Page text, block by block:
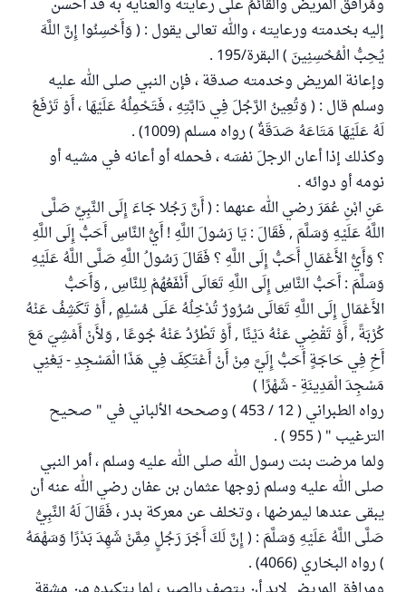
ومُرافق المريض والقائمُ على رعايته والعناية به قد أحسن
إليه بخدمته ورعايته ، والله تعالى يقول : ( وَأَحْسِنُوا إِنَّ اللَّهَ
يُحِبُّ الْمُحْسِنِينَ ) البقرة/195 .
وإعانة المريض وخدمته صدقة ، فإن النبي صلى الله عليه
وسلم قال : ( وَتُعِينُ الرَّجُلَ فِي دَابَّتِهِ ، فَتَحْمِلُهُ عَلَيْهَا ، أَوْ تَرْفَعُ
لَهُ عَلَيْهَا مَتَاعَهُ صَدَقَةٌ ) رواه مسلم (1009) .
وكذلك إذا أعان الرجلَ نفسَه ، فحمله أو أعانه في مشيه أو
نومه أو دوائه .
عَنِ ابْنِ عُمَرَ رضي الله عنهما : ( أَنَّ رَجُلا جَاءَ إِلَى النَّبِيِّ صَلَّى
اللَّهُ عَلَيْهِ وَسَلَّمَ , فَقَالَ : يَا رَسُولَ اللَّهِ ! أَيُّ النَّاسِ أَحَبُّ إِلَى اللَّهِ
؟ وَأَيُّ الأَعْمَالِ أَحَبُّ إِلَى اللَّهِ ؟ فَقَالَ رَسُولُ اللَّهِ صَلَّى اللَّهُ عَلَيْهِ
وَسَلَّمَ : أَحَبُّ النَّاسِ إِلَى اللَّهِ تَعَالَى أَنْفَعُهُمْ لِلنَّاسِ , وَأَحَبُّ
الأَعْمَالِ إِلَى اللَّهِ تَعَالَى سُرُورٌ تُدْخِلُهُ عَلَى مُسْلِمٍ , أَوْ تَكَشِفُ عَنْهُ
كُرْبَةً , أَوْ تَقْضِي عَنْهُ دَيْنًا , أَوْ تَطْرُدُ عَنْهُ جُوعًا , وَلأَنْ أَمْشِيَ مَعَ
أَخِ فِي حَاجَةٍ أَحَبُّ إِلَيَّ مِنْ أَنْ أَعْتَكِفَ فِي هَذَا الْمَسْجِدِ - يَعْنِي
مَسْجِدَ الْمَدِينَةِ - شَهْرًا )
رواه الطبراني ( 12 / 453 ) وصححه الألباني في " صحيح
الترغيب " ( 955 ) .
ولما مرضت بنت رسول الله صلى الله عليه وسلم ، أمر النبي
صلى الله عليه وسلم زوجها عثمان بن عفان رضي الله عنه أن
يبقى عندها ليمرضها ، وتخلف عن معركة بدر ، فَقَالَ لَهُ النَّبِيُّ
صَلَّى اللَّهُ عَلَيْهِ وَسَلَّمَ : ( إِنَّ لَكَ أَجْرَ رَجُلٍ مِمَّنْ شَهِدَ بَدْرًا وَسَهْمَهُ
) رواه البخاري (4066) .